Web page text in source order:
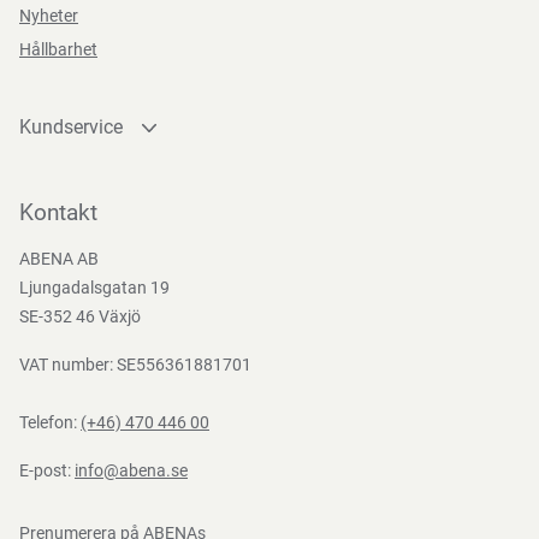
package
388:2016
Nyheter
Hållbarhet
Kundservice
Bli kund
Nedladdningar
Kontakt
ABENA AB
Ljungadalsgatan 19
SE-352 46 Växjö
VAT number: SE556361881701
Telefon: (+46) 470 446 00
E-post: info@abena.se
Prenumerera på ABENAs